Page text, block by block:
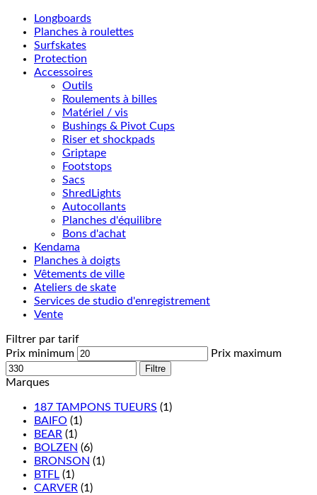
Longboards
Planches à roulettes
Surfskates
Protection
Accessoires
Outils
Roulements à billes
Matériel / vis
Bushings & Pivot Cups
Riser et shockpads
Griptape
Footstops
Sacs
ShredLights
Autocollants
Planches d'équilibre
Bons d'achat
Kendama
Planches à doigts
Vêtements de ville
Ateliers de skate
Services de studio d'enregistrement
Vente
Filtrer par tarif
Prix minimum
Prix maximum
Filtre
Marques
187 TAMPONS TUEURS (1)
BAIFO (1)
BEAR (1)
BOLZEN (6)
BRONSON (1)
BTFL (1)
CARVER (1)